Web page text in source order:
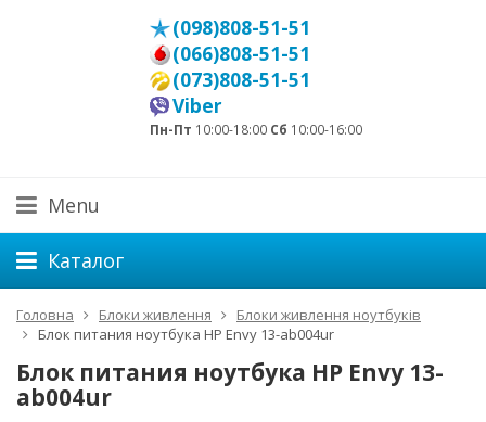
(098)808-51-51
(066)808-51-51
(073)808-51-51
Viber
Пн-Пт 10:00-18:00 Сб 10:00-16:00
Menu
Каталог
Головна Блоки живлення
Блоки живлення ноутбуків
Блок питания ноутбука HP Envy 13-ab004ur
Блок питания ноутбука HP Envy 13-
ab004ur